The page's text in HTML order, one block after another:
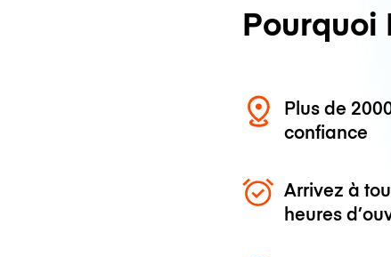
Pourquoi
Plus de
confiance
Arrivez à
heures